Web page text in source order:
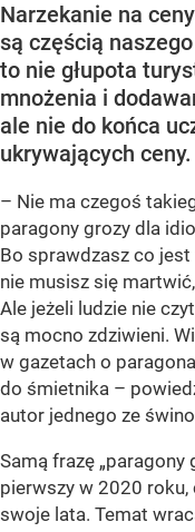
Narzekanie na
są częścią
to nie głupota
mnożenia i
ale nie do końca
ukrywających ceny.
– Nie ma czegoś
paragony grozy dla
Bo sprawdzasz co
nie musisz się
Ale jeżeli ludzie nie
są mocno zdziwieni.
w gazetach o
do śmietnika –
autor jednego ze
Samą frazę „paragony
pierwszy w 2020 roku,
swoje lata. Temat